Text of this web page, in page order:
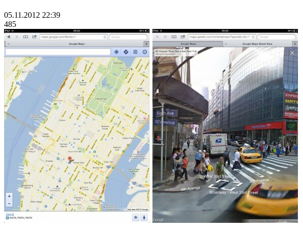
05.11.2012 22:39
485